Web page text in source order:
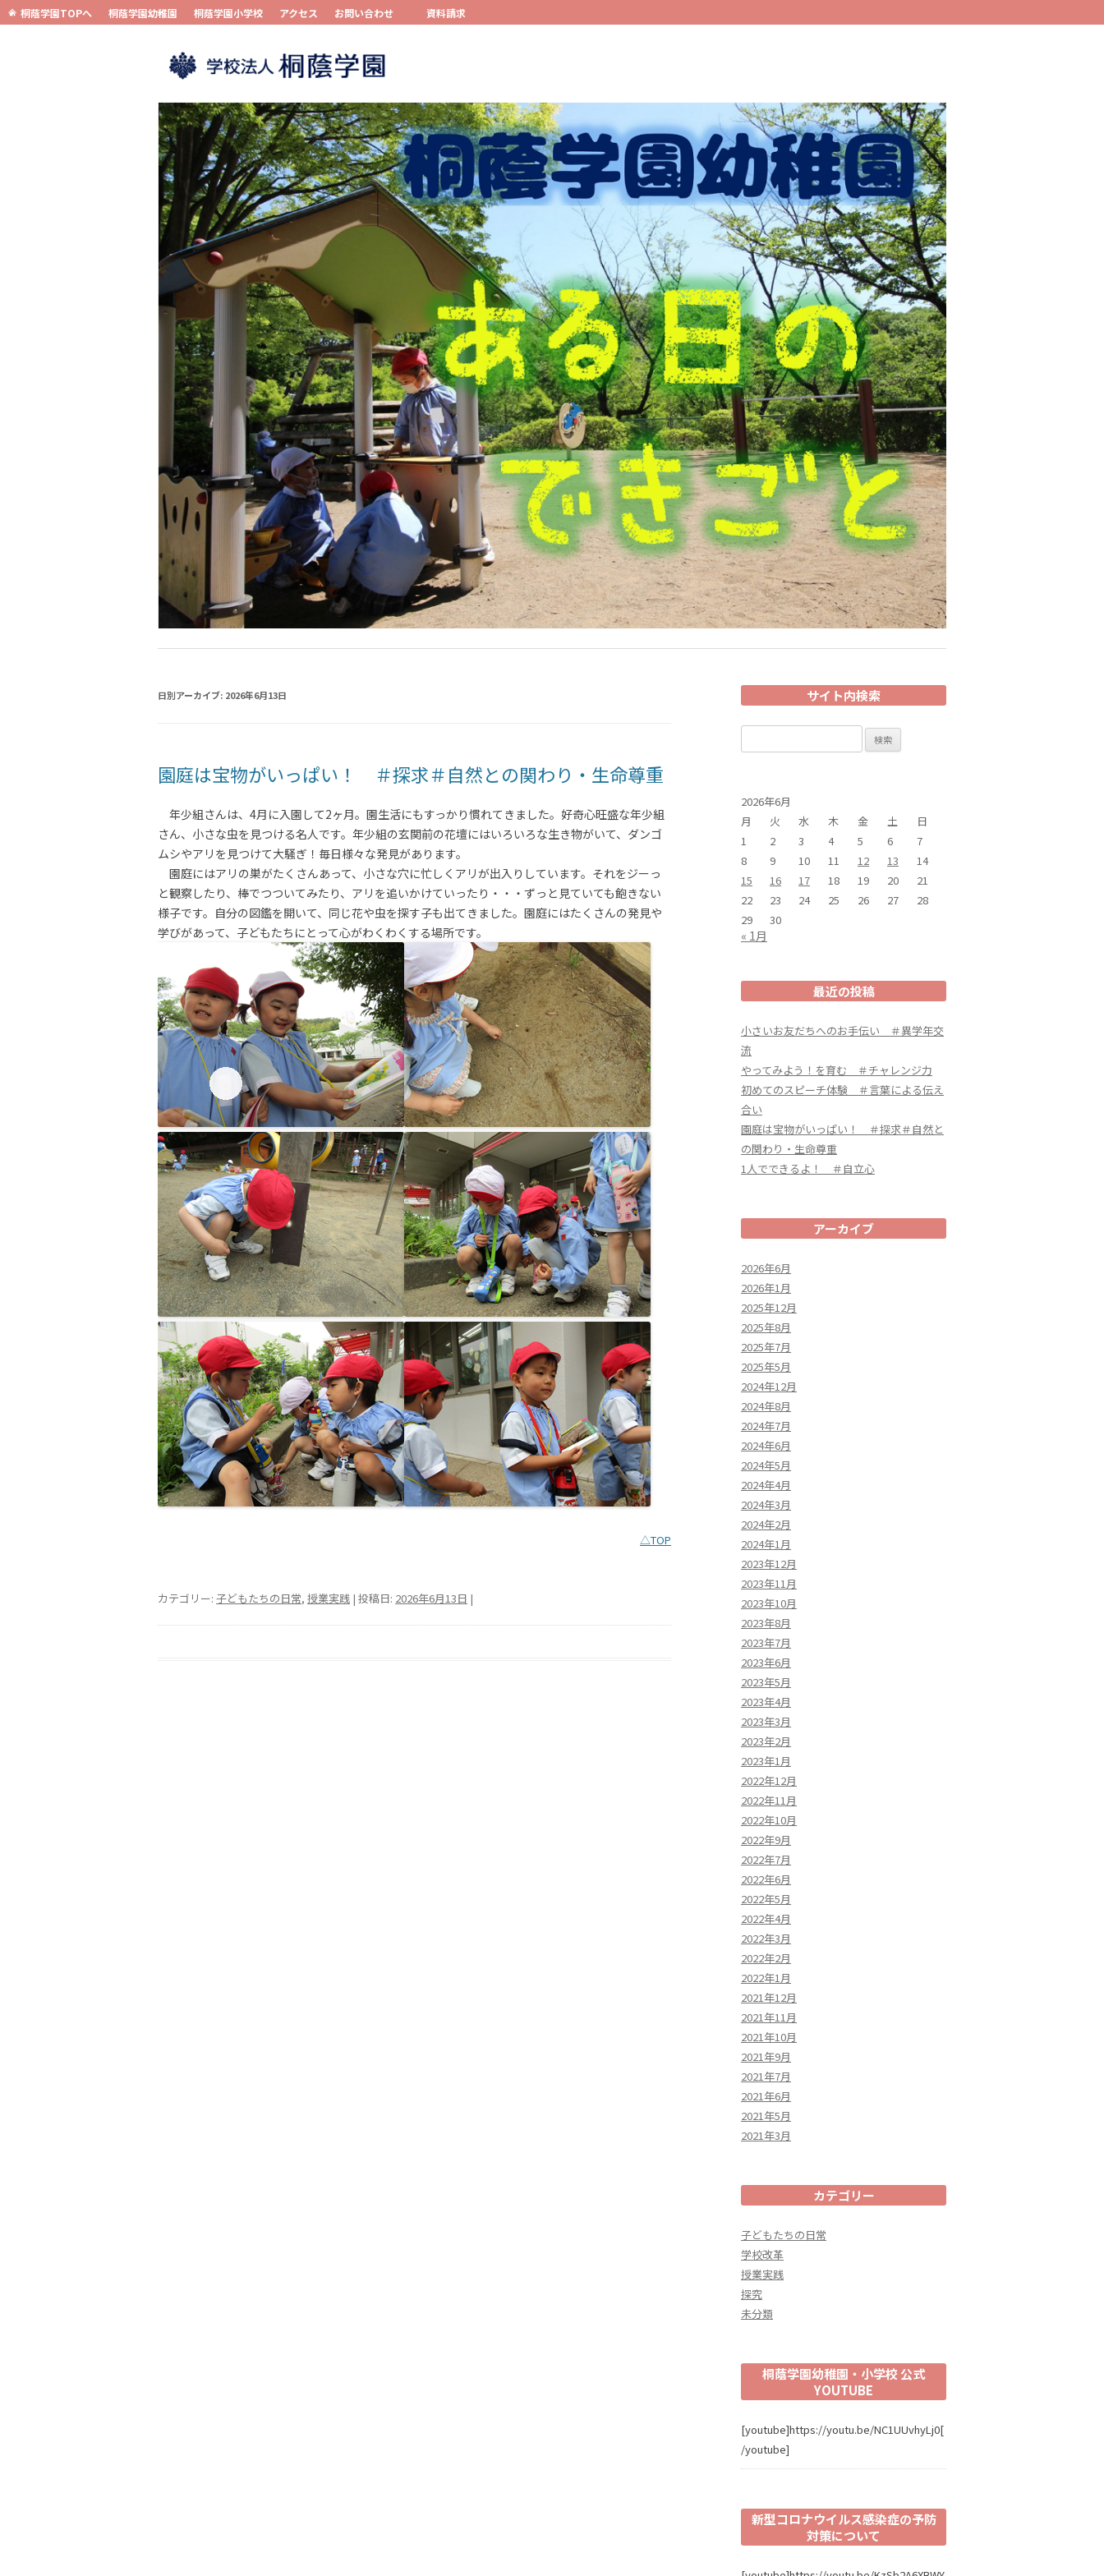
桐蔭学園TOPへ 桐蔭学園幼稚園 桐蔭学園小学校 アクセス お問い合わせ 資料請求
コンテンツへスキップ
日別アーカイブ: 2026年6月13日
園庭は宝物がいっぱい！ ＃探求＃自然との関わり・生命尊重
年少組さんは、4月に入園して2ヶ月。園生活にもすっかり慣れてきました。好奇心旺盛な年少組
さん、小さな虫を見つける名人です。年少組の玄関前の花壇にはいろいろな生き物がいて、ダンゴ
ムシやアリを見つけて大騒ぎ！毎日様々な発見があります。
園庭にはアリの巣がたくさんあって、小さな穴に忙しくアリが出入りしています。それをジーっ
と観察したり、棒でつついてみたり、アリを追いかけていったり・・・ずっと見ていても飽きない
様子です。自分の図鑑を開いて、同じ花や虫を探す子も出てきました。園庭にはたくさんの発見や
学びがあって、子どもたちにとって心がわくわくする場所です。
△TOP
カテゴリー: 子どもたちの日常, 授業実践 | 投稿日: 2026年6月13日 |
サイト内検索
索:
2026年6月
月
火 水 木 金 土
日
1
2 3 4 5 6
7
8
9 10 11 12 13
14
15
16 17 18 19 20
21
22
23 24 25 26 27
28
29
30
« 1月
最近の投稿
小さいお友だちへのお手伝い ＃異学年交
流
やってみよう！を育む ＃チャレンジ力
初めてのスピーチ体験 ＃言葉による伝え
合い
園庭は宝物がいっぱい！ ＃探求＃自然と
の関わり・生命尊重
1人でできるよ！ ＃自立心
アーカイブ
2026年6月
2026年1月
2025年12月
2025年8月
2025年7月
2025年5月
2024年12月
2024年8月
2024年7月
2024年6月
2024年5月
2024年4月
2024年3月
2024年2月
2024年1月
2023年12月
2023年11月
2023年10月
2023年8月
2023年7月
2023年6月
2023年5月
2023年4月
2023年3月
2023年2月
2023年1月
2022年12月
2022年11月
2022年10月
2022年9月
2022年7月
2022年6月
2022年5月
2022年4月
2022年3月
2022年2月
2022年1月
2021年12月
2021年11月
2021年10月
2021年9月
2021年7月
2021年6月
2021年5月
2021年3月
カテゴリー
子どもたちの日常
学校改革
授業実践
探究
未分類
桐蔭学園幼稚園・小学校 公式
YOUTUBE
[youtube]https://youtu.be/NC1UUvhyLj0[
/youtube]
新型コロナウイルス感染症の予防
対策について